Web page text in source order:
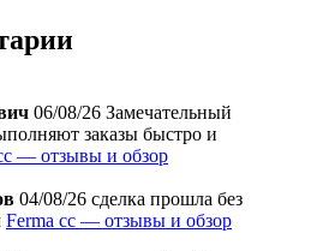
06/08/26 Замечательный
заказы быстро и
— отзывы и обзор
04/08/26 сделка прошла без
Ferma cc — отзывы и обзор